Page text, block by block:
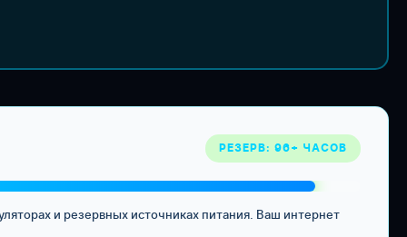
РЕЗЕРВ: 96+ ЧАСОВ
и резервных источниках питания. Ваш интернет